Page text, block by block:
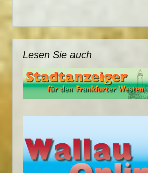
Lesen Sie auch